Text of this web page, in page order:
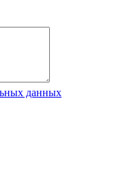
данных